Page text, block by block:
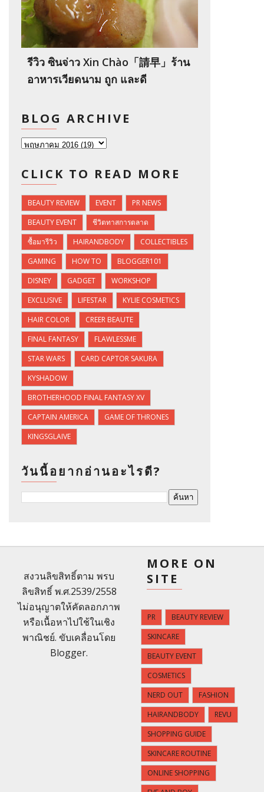
รีวิว ซินจ่าว Xin Chào「請早」ร้าน
อาหารเวียดนาม ถูก และดี
BLOG ARCHIVE
CLICK TO READ MORE
BEAUTY REVIEW EVENT
PR NEWS
BEAUTY EVENT
ชีวิตทาสการตลาด
ซื้อมารีวิว
HAIRANDBODY
COLLECTIBLES
GAMING
HOW TO
BLOGGER101
DISNEY
GADGET
WORKSHOP
EXCLUSIVE
LIFESTAR
KYLIE COSMETICS
HAIR COLOR
CREER BEAUTE
FINAL FANTASY
FLAWLESSME
STAR WARS
CARD CAPTOR SAKURA
KYSHADOW
BROTHERHOOD FINAL FANTASY XV
CAPTAIN AMERICA
GAME OF THRONES
KINGSGLAIVE
วันนี้อยากอ่านอะไรดี?
สงวนลิขสิทธิ์ตาม พรบ
ลิขสิทธิ์ พ.ศ.2539/2558
ไม่อนุญาตให้คัดลอกภาพ
หรือเนื้อหาไปใช้ในเชิง
พาณิชย์. ขับเคลื่อนโดย
Blogger.
MORE ON
SITE
PR
BEAUTY REVIEW
SKINCARE
BEAUTY EVENT
COSMETICS
NERD OUT
FASHION
HAIRANDBODY
REVU
SHOPPING GUIDE
SKINCARE ROUTINE
ONLINE SHOPPING